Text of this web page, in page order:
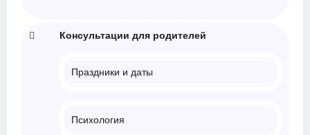
Консультации для родителей
Праздники и даты
Психология